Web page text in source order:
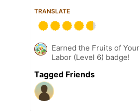
TRANSLATE
Earned the Fruits of Your
Labor (Level 6) badge!
Tagged Friends